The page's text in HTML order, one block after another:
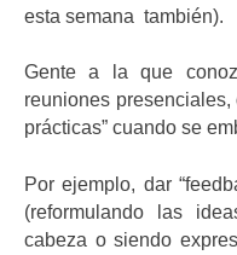
esta semana también).
Gente a la que
reuniones
prácticas” cuando se
Por ejemplo, dar
(reformulando las
cabeza o siendo